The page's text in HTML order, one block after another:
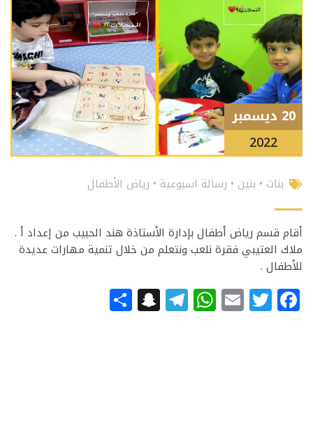
20 ديسمبر
2022
بنات • بنين • رسالة اسبوعية • رياض الأطفال
أقام قسم رياض أطفال بإدارة الأستاذة هند الحبيب من إعداد أ .
ملاك العتيبي فقرة نلعب ونتعلم من خلال تنمية مهارات عديدة
للأطفال .
Facebook
Twitter
Email
WhatsApp
Telegram
Snapchat